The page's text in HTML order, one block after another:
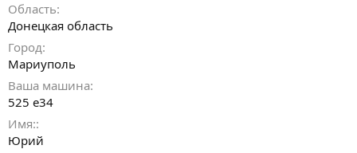
Область
Донецкая область
Город
Мариуполь
Ваша машина
525 е34
Имя:
Юрий